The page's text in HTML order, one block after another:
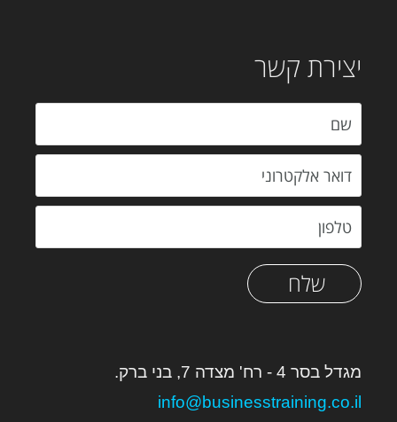
יצירת קשר
שלח
מגדל בסר 4 - רח' מצדה 7, בני ברק.
info@businesstraining.co.il